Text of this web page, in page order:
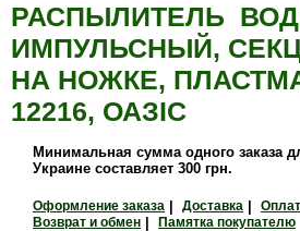
РАСПЫЛИТЕЛЬ
ИМПУЛЬСНЫЙ,
НА НОЖКЕ,
12216, ОАЗIС
Минимальная сумма одного заказа
Украине составляет 300 грн.
Оформление заказа Доставка
Возврат и обмен Памятка покупателю